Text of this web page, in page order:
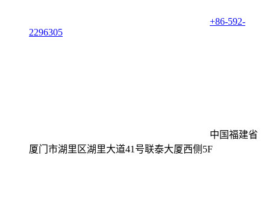
+86-592-
2296305
中国福建省
厦门市湖里区湖里大道41号联泰大厦西侧5F